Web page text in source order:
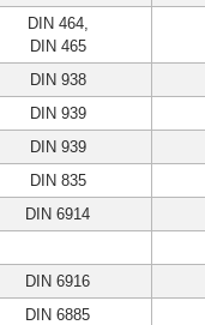
DIN 464,
DIN 465
DIN 938
DIN 939
DIN 939
DIN 835
DIN 6914
DIN 6916
DIN 6885